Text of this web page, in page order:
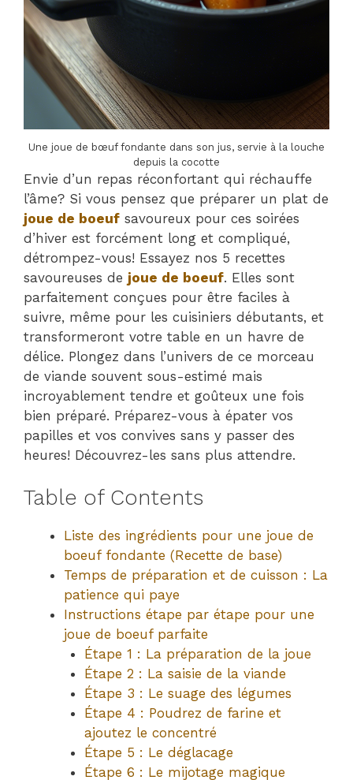
Une joue de bœuf fondante dans son jus, servie à la louche
depuis la cocotte
Envie d’un repas réconfortant qui réchauffe
l’âme? Si vous pensez que préparer un plat de
joue de boeuf savoureux pour ces soirées
d’hiver est forcément long et compliqué,
détrompez-vous! Essayez nos 5 recettes
savoureuses de joue de boeuf. Elles sont
parfaitement conçues pour être faciles à
suivre, même pour les cuisiniers débutants, et
transformeront votre table en un havre de
délice. Plongez dans l’univers de ce morceau
de viande souvent sous-estimé mais
incroyablement tendre et goûteux une fois
bien préparé. Préparez-vous à épater vos
papilles et vos convives sans y passer des
heures! Découvrez-les sans plus attendre.
Table of Contents
Liste des ingrédients pour une joue de
boeuf fondante (Recette de base)
Temps de préparation et de cuisson : La
patience qui paye
Instructions étape par étape pour une
joue de boeuf parfaite
Étape 1 : La préparation de la joue
Étape 2 : La saisie de la viande
Étape 3 : Le suage des légumes
Étape 4 : Poudrez de farine et
ajoutez le concentré
Étape 5 : Le déglacage
Étape 6 : Le mijotage magique